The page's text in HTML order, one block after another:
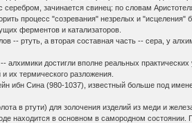
зачинается свинец: по словам
процесс "созревания" незрелых и "исцеления"
ферментов и катализаторов.
-- ртуть, а вторая составная часть -- сера, у
достигли вполне реальных
их термического разложения.
ибн Сина (980-1037), известный больше под
в ртути) для золочения изделий из меди и
находится в основном в самородном состоянии.